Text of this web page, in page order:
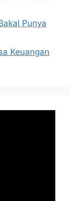
Punya
Keuangan